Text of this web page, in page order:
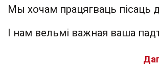
Мы хочам працягваць пісаць
І нам вельмі важная ваша